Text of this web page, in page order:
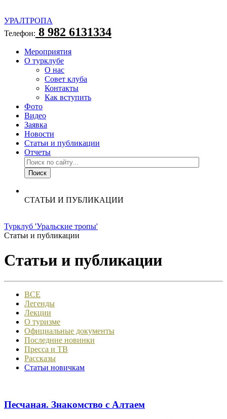
УРАЛТРОПА
Телефон: 8 982 6131334
Мероприятия
О турклубе
О нас
Совет клуба
Контакты
Как вступить
Фото
Видео
Заявка
Новости
Статьи и публикации
Отчеты
СТАТЬИ И ПУБЛИКАЦИИ
Турклуб 'Уральские тропы'
Статьи и публикации
Статьи и публикации
ВСЕ
Легенды
Лекции
О туризме
Официальные документы
Последние новинки
Пресса и ТВ
Рассказы
Статьи новичкам
Песчаная. Знакомство с Алтаем